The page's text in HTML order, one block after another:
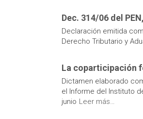
Dec. 314/06 del
Declaración emitida
Derecho Tributario y
La coparticipación
Dictamen elaborado
el Informe del Instituto
junio Leer más…